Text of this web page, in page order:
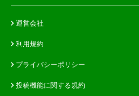
運営会社
利用規約
プライバシーポリシー
投稿機能に関する規約